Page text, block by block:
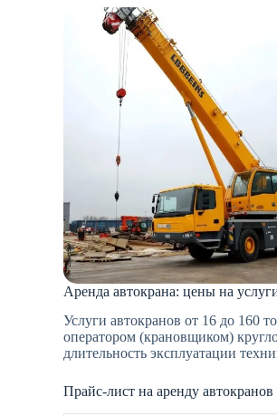
Аренда автокрана: цены на
Услуги автокранов от 16 до 160
оператором (крановщиком)
длительность эксплуатации
Прайс-лист на аренду автокранов